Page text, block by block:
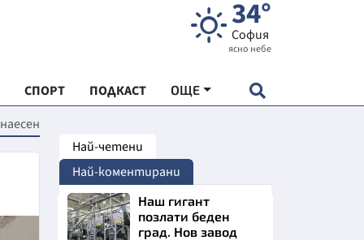
34°
София
ясно небе
СПОРТ ПОДКАСТ ОЩЕ
"ЧУДЕСАТА НА БЪЛГАРИЯ"
Най-четени
Най-коментирани
Наш гигант
позлати беден
град. Нов завод